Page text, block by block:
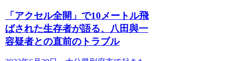
「アクセル全開」で10メートル飛
ばされた生存者が語る、八田與一
容疑者との直前のトラブル